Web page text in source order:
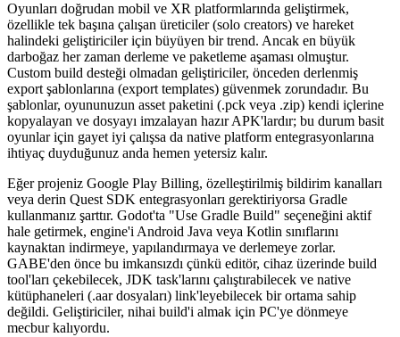
Oyunları doğrudan mobil ve XR platformlarında geliştirmek,
özellikle tek başına çalışan üreticiler (solo creators) ve hareket
halindeki geliştiriciler için büyüyen bir trend. Ancak en büyük
darboğaz her zaman derleme ve paketleme aşaması olmuştur.
Custom build desteği olmadan geliştiriciler, önceden derlenmiş
export şablonlarına (export templates) güvenmek zorundadır. Bu
şablonlar, oyununuzun asset paketini (.pck veya .zip) kendi içlerine
kopyalayan ve dosyayı imzalayan hazır APK'lardır; bu durum basit
oyunlar için gayet iyi çalışsa da native platform entegrasyonlarına
ihtiyaç duyduğunuz anda hemen yetersiz kalır.
Eğer projeniz Google Play Billing, özelleştirilmiş bildirim kanalları
veya derin Quest SDK entegrasyonları gerektiriyorsa Gradle
kullanmanız şarttır. Godot'ta "Use Gradle Build" seçeneğini aktif
hale getirmek, engine'i Android Java veya Kotlin sınıflarını
kaynaktan indirmeye, yapılandırmaya ve derlemeye zorlar.
GABE'den önce bu imkansızdı çünkü editör, cihaz üzerinde build
tool'ları çekebilecek, JDK task'larını çalıştırabilecek ve native
kütüphaneleri (.aardosyaları) link'leyebilecek bir ortama sahip
değildi. Geliştiriciler, nihai build'i almak için PC'ye dönmeye
mecbur kalıyordu.